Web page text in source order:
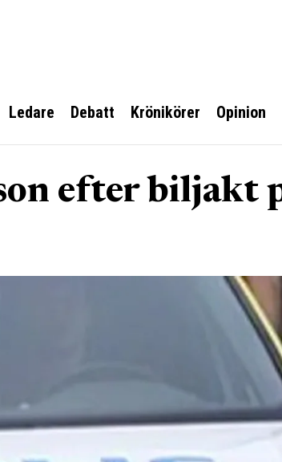
Ledare Debatt Krönikörer Opinion
efter biljakt